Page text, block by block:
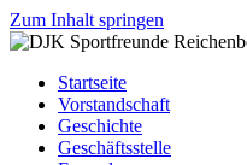
Zum Inhalt springen
Sportfreunde
Reichenberg
Gymnastik
Karate
Leichtathletik
Radfahren
Startseite
Vorstandschaft
Geschichte
Geschäftsstelle